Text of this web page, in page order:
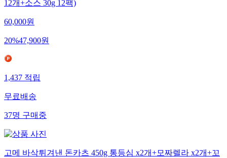
12개+소스 30g 12팩)
60,000원
20%47,900원
1,437 적립
무료배송
37명 구매중
고메 바삭튀겨낸 돈카츠 450g 통등심 x2개+모짜렐라 x2개+꼬